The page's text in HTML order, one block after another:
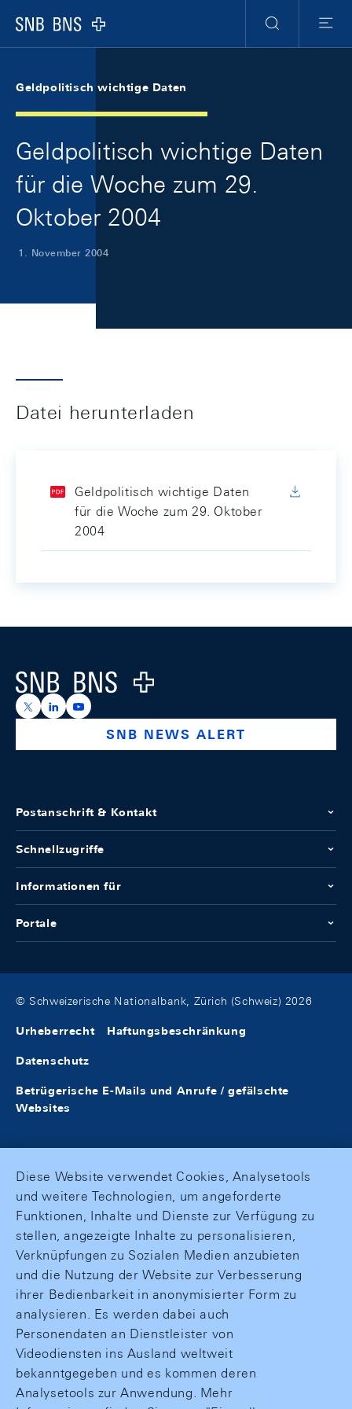
Logo
Suche
Menu
Geldpolitisch wichtige Daten
Geldpolitisch wichtige Daten
für die Woche zum 29.
Oktober 2004
1. November 2004
Datei herunterladen
Geldpolitisch wichtige Daten
für die Woche zum 29. Oktober
2004
Logo
https://x.com/snb_bns
https://ch.linkedin.com/company/swiss-national-
https://www.youtube.com/@swissnationalbank
SNB NEWS ALERT
Postanschrift & Kontakt
Schnellzugriffe
Informationen für
Portale
© Schweizerische Nationalbank, Zürich (Schweiz) 2026
Urheberrecht Haftungsbeschränkung
Datenschutz
Betrügerische E-Mails und Anrufe / gefälschte
Websites
Diese Website verwendet Cookies, Analysetools
und weitere Technologien, um angeforderte
Funktionen, Inhalte und Dienste zur Verfügung zu
stellen, angezeigte Inhalte zu personalisieren,
Verknüpfungen zu Sozialen Medien anzubieten
und die Nutzung der Website zur Verbesserung
ihrer Bedienbarkeit in anonymisierter Form zu
analysieren. Es werden dabei auch
Personendaten an Dienstleister von
Videodiensten ins Ausland weltweit
bekanntgegeben und es kommen deren
Analysetools zur Anwendung. Mehr